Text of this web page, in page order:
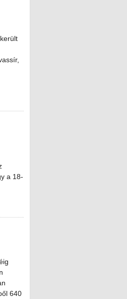
a 18-
640